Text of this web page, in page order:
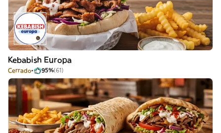
Kebabish Europa
Cerrado 95%(61)